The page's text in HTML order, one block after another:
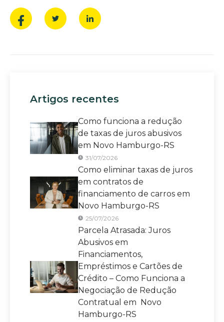
Artigos recentes
Como funciona a redução
de taxas de juros abusivos
em Novo Hamburgo-RS
31/07/2026
Como eliminar taxas de juros
em contratos de
financiamento de carros em
Novo Hamburgo-RS
25/07/2026
Parcela Atrasada: Juros
Abusivos em
Financiamentos,
Empréstimos e Cartões de
Crédito – Como Funciona a
Negociação de Redução
Contratual em Novo
Hamburgo-RS